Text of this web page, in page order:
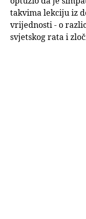
takvima lekciju iz
vrijednosti - o
svjetskog rata i